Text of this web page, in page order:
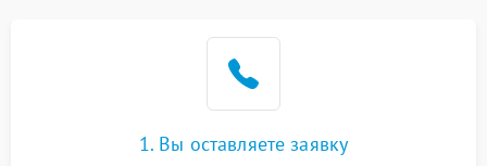
1. Вы оставляете заявку